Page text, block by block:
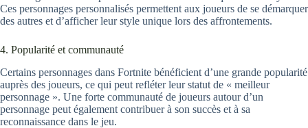
Ces personnages personnalisés permettent aux joueurs de se démarquer
des autres et d’afficher leur style unique lors des affrontements.
4. Popularité et communauté
Certains personnages dans Fortnite bénéficient d’une grande popularité
auprès des joueurs, ce qui peut refléter leur statut de « meilleur
personnage ». Une forte communauté de joueurs autour d’un
personnage peut également contribuer à son succès et à sa
reconnaissance dans le jeu.